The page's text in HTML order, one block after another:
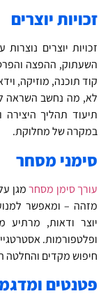
יוצרים
יוצרים נוצרות
ההפצה והפרסום
מה נחשב השראה
תהליך היצירה
של מחלוקת.
מסחר
סימן מסחרמגן על
– ומאפשר למנוע
ודאות, מרתיע
אסטרטגיית
מקדים והחלטה
ומדגמים